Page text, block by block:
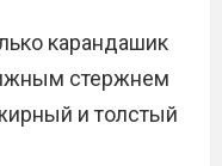
карандашик
стержнем
и толстый